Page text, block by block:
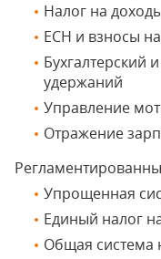
Налог на
ЕСН и взносы
Бухгалтерский
удержаний
Управление
Отражение
Упрощенная
Единый налог
Общая система